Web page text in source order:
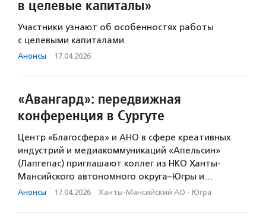
в целевые капиталы»
Участники узнают об особенностях работы
с целевыми капиталами.
Анонсы · 17.04.2026
«Авангард»: передвижная
конференция в Сургуте
Центр «Благосфера» и АНО в сфере креативных
индустрий и медиакоммуникаций «Апельсин»
(Лапгепас) приглашают коллег из НКО Ханты-
Мансийского автономного округа–Югры и…
Анонсы · 17.04.2026 · Ханты-Мансийский АО - Югра